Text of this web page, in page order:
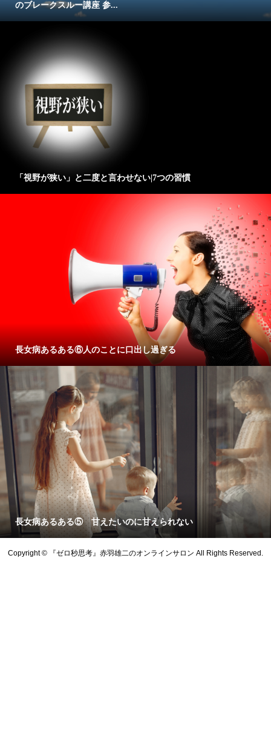
のブレークスルー講座 参...
「視野が狭い」と二度と言わせない|7つの習慣
長女病あるある⑥人のことに口出し過ぎる
長女病あるある⑤ 甘えたいのに甘えられない
Copyright © 『ゼロ秒思考』赤羽雄二のオンラインサロン All Rights Reserved.